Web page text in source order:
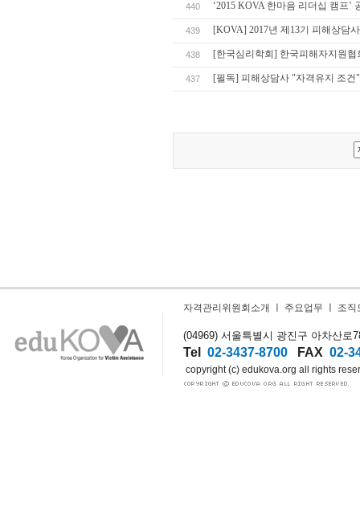
440 ‘2015 KOVA 한마음 리더십 캠프’
439 [KOVA] 2017년 제13기 피해상담
438 [한국심리학회] 한국피해자지원
437 [필독] 피해상담사 "자격유지 조건
자격관리위원회소개 주요업무 조직
(04969) 서울특별시 광진구 아차산로
Tel 02-3437-8700 FAX 02-
copyright (c) edukova.org all rights